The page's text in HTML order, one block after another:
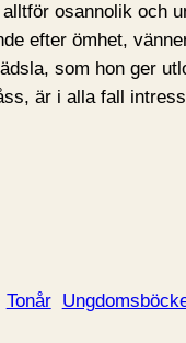
osannolik och
efter ömhet,
som hon ger
är i alla fall
Tonår